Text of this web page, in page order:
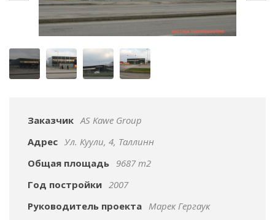
Заказчик AS Kawe Group
Адрес Ул. Куули, 4, Таллинн
Общая площадь 9687 m2
Год постройки 2007
Руководитель проекта Марек Гергаук